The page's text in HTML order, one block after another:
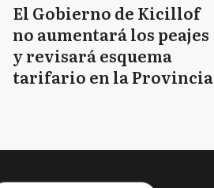
El Gobierno de Kicillof
no aumentará los peajes
y revisará esquema
tarifario en la Provincia